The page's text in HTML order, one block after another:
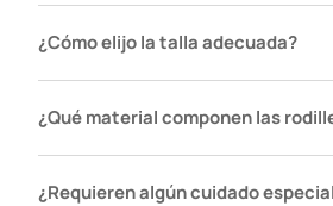
¿Cómo elijo la talla adecuada?
¿Qué material componen las
¿Requieren algún cuidado